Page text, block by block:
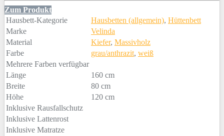
Zum Produkt
Hausbett-Kategorie
Hausbetten (allgemein), Hüttenbett
Marke
Velinda
Material
Kiefer, Massivholz
Farbe
grau/anthrazit, weiß
Mehrere Farben verfügbar
Länge
160 cm
Breite
80 cm
Höhe
120 cm
Inklusive Rausfallschutz
Inklusive Lattenrost
Inklusive Matratze